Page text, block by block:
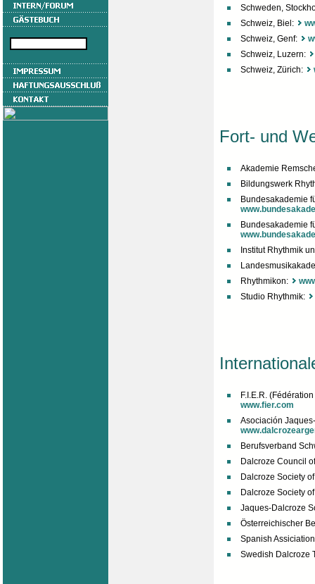
Schweden,
Schweiz, Biel:
Schweiz, Genf:
Schweiz, Luzern:
Schweiz, Zürich:
Fort- und
Akademie
Bildungswerk
Bundesakademie
Bundesakademie
Institut Rhythmik
Rhythmikon:
Studio Rhythmik:
F.I.E.R.
www.fier.com
Asociación
Berufsverband
Dalcroze Council
Dalcroze Society
Dalcroze Society
Jaques-Dalcroze
Österreichischer
Spanish
Swedish Dalcroze